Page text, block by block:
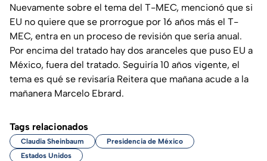
Nuevamente sobre el tema del T-MEC, mencionó que si
EU no quiere que se prorrogue por 16 años más el T-
MEC, entra en un proceso de revisión que sería anual.
Por encima del tratado hay dos aranceles que puso EU a
México, fuera del tratado. Seguiría 10 años vigente, el
tema es qué se revisaría Reitera que mañana acude a la
mañanera Marcelo Ebrard.
Tags relacionados
Claudia Sheinbaum
Presidencia de México
Estados Unidos